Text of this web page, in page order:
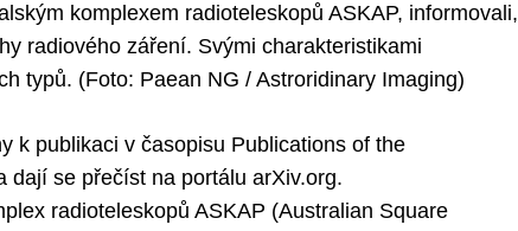
komplexem radioteleskopů ASKAP, informovali,
radiového záření. Svými charakteristikami
typů. (Foto: Paean NG / Astroridinary Imaging)
k publikaci v časopisu Publications of the
dají se přečíst na portálu arXiv.org.
radioteleskopů ASKAP (Australian Square